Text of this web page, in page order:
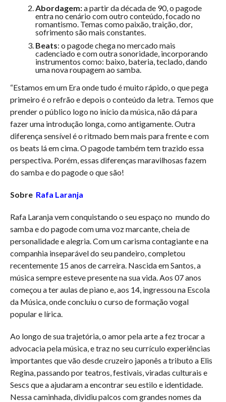
Abordagem:a partir da década de 90, o pagode
entra no cenário com outro conteúdo, focado no
romantismo. Temas como paixão, traição, dor,
sofrimento são mais constantes.
Beats: o pagode chega no mercado mais
cadenciado e com outra sonoridade, incorporando
instrumentos como: baixo, bateria, teclado, dando
uma nova roupagem ao samba.
“Estamos em um Era onde tudo é muito rápido, o que pega
primeiro é o refrão e depois o conteúdo da letra. Temos que
prender o público logo no início da música, não dá para
fazer uma introdução longa, como antigamente. Outra
diferença sensível é o ritmado bem mais para frente e com
os beats lá em cima. O pagode também tem trazido essa
perspectiva. Porém, essas diferenças maravilhosas fazem
do samba e do pagode o que são!
Sobre Rafa Laranja
Rafa Laranja vem conquistando o seu espaço no mundo do
samba e do pagode com uma voz marcante, cheia de
personalidade e alegria. Com um carisma contagiante e na
companhia inseparável do seu pandeiro, completou
recentemente 15 anos de carreira. Nascida em Santos, a
música sempre esteve presente na sua vida. Aos 07 anos
começou a ter aulas de piano e, aos 14, ingressou na Escola
da Música, onde concluiu o curso de formação vogal
popular e lírica.
Ao longo de sua trajetória, o amor pela arte a fez trocar a
advocacia pela música, e traz no seu currículo experiências
importantes que vão desde cruzeiro japonês a tributo a Elis
Regina, passando por teatros, festivais, viradas culturais e
Sescs que a ajudaram a encontrar seu estilo e identidade.
Nessa caminhada, dividiu palcos com grandes nomes da